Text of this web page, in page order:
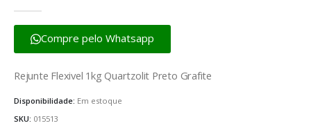
Compre pelo Whatsapp
Rejunte Flexivel 1kg Quartzolit Preto Grafite
Disponibilidade: Em estoque
SKU: 015513